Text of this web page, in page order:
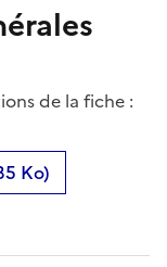
de la fiche :
Ko)